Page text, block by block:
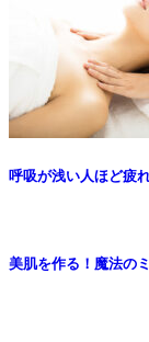
呼吸が浅い人ほど疲
美肌を作る！魔法の